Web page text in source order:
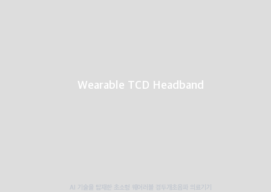
Wearable TCD Headband
AI 기술을 탑재한 초소형 웨어러블 경두개초음파 의료기기